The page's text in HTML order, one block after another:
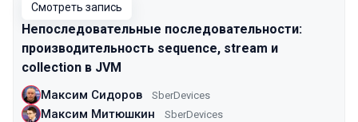
Смотреть запись
Непоследовательные последовательности:
производительность sequence, stream и
collection в JVM
Максим Сидоров SberDevices
Максим Митюшкин SberDevices